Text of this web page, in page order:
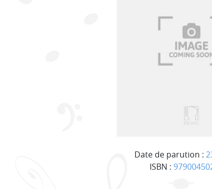
Date de parution :
ISBN :